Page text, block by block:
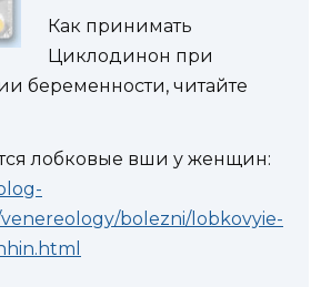
Как принимать
Циклодинон при
беременности, читайте
лобковые вши у женщин:
bolezni/lobkovyie-